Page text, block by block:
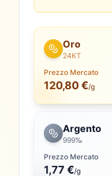
Oro
24KT
Prezzo Mercato
120,80 €/g
Argento
999‰
Prezzo Mercato
1,77 €/g